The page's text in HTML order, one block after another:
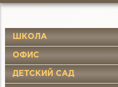
ШКОЛА
ОФИС
ДЕТСКИЙ САД